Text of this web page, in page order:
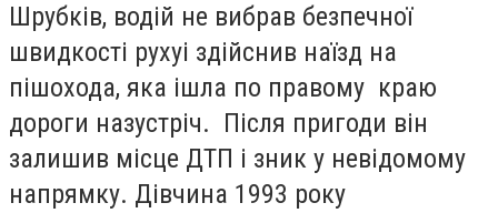
Шрубків, водій не вибрав безпечної
швидкості рухуі здійснив наїзд на
пішохода, яка ішла по правому краю
дороги назустріч. Після пригоди він
залишив місце ДТП і зник у невідомому
напрямку. Дівчина 1993 року